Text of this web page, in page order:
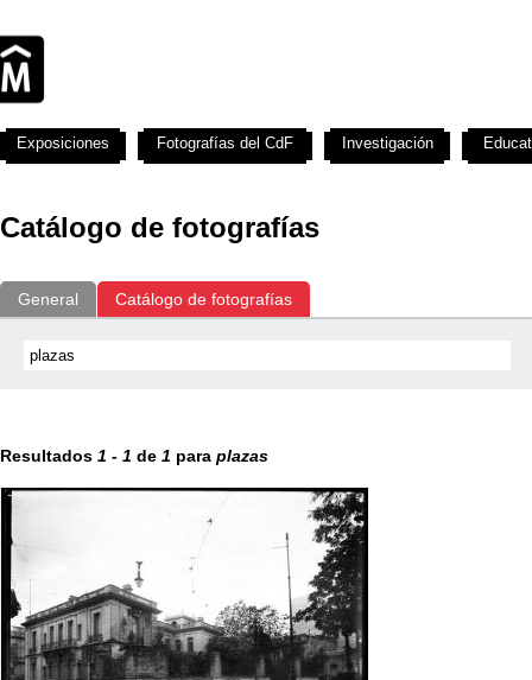
Catálogo de fotografías
General Catálogo de fotografías
Resultados 1 - 1 de 1 para plazas
Exposiciones Fotografías del CdF Investigación